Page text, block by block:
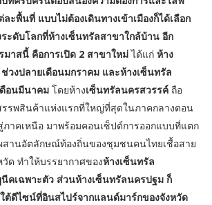
ะพื้นที่ แบบไม่ต้องเดินทางเข้าเมืองก็ได้เลือก
ะดับโลกที่ห้างเซ็นทรัลสาขาใกล้บ้าน อีก
มาสนี้ คือการเปิด 2 สาขาใหม่ได้แก่ ห้าง
วงปลายเดือนมกราคม และห้างเซ็นทรัล
อนมีนาคมโดยห้างเซ็นทรัลนครสวรรค์ถือ
รรพสินค้าแห่งแรกที่ใหญ่ที่สุดในภาคกลางตอน
าคเหนือ มาพร้อมคอนเซ็ปต์การออกแบบที่แตก
ผสานอัตลักษณ์ท้องถิ่นของชุมชนคนไทยเชื้อสาย
ด ทำให้บรรยากาศของห้างเซ็นทรัล
คเฉพาะตัว ส่วนห้างเซ็นทรัลนครปฐม ก็
ต้ดีไซน์ที่อินสไปร์จากแลนด์มาร์กของจังหวัด